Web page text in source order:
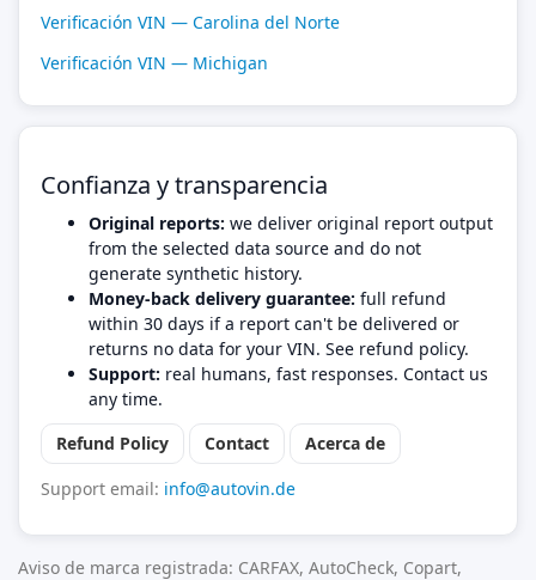
Verificación VIN — Carolina del Norte
Verificación VIN — Michigan
Confianza y transparencia
Original reports: we deliver original report output
from the selected data source and do not
generate synthetic history.
Money-back delivery guarantee: full refund
within 30 days if a report can't be delivered or
returns no data for your VIN. See refund policy.
Support: real humans, fast responses. Contact us
any time.
Refund Policy
Contact
Acerca de
Support email: info@autovin.de
Aviso de marca registrada: CARFAX, AutoCheck, Copart,